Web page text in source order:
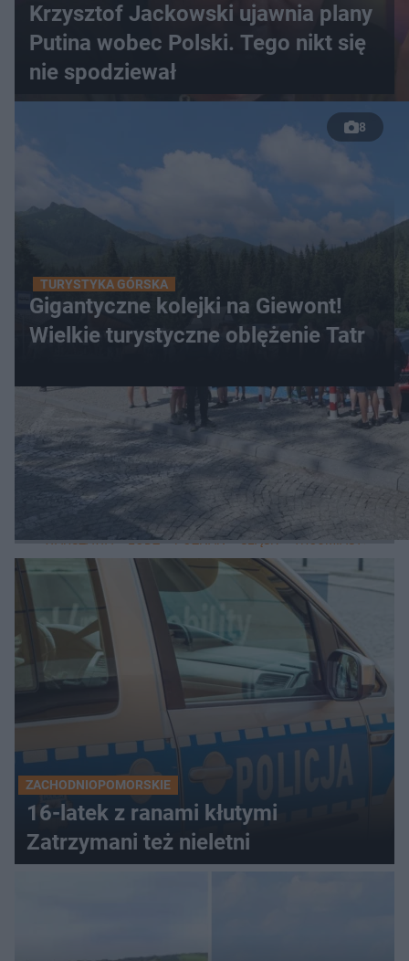
Krzysztof Jackowski ujawnia plany
Putina wobec Polski. Tego nikt się
nie spodziewał
8
TURYSTYKA GÓRSKA
Gigantyczne kolejki na Giewont!
Wielkie turystyczne oblężenie Tatr
WIĘCEJ
LOKALNE
WARSZAWA ŁÓDŹ POZNAŃ ŚLĄSK TRÓJMIASTO
ZACHODNIOPOMORSKIE
16-latek z ranami kłutymi
Zatrzymani też nieletni